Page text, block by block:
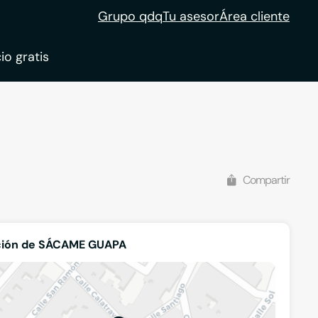
Grupo qdqTu asesorÁrea cliente
gratis
Compartir
de SÁCAME GUAPA